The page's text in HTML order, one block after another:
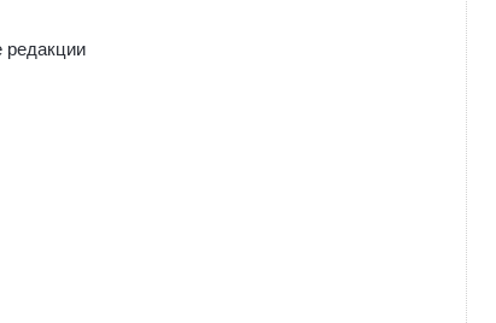
редакции